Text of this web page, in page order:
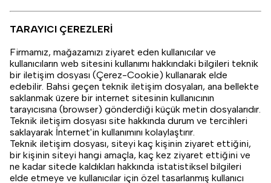
TARAYICI ÇEREZLERİ
Firmamız, mağazamızı ziyaret eden kullanıcılar ve
kullanıcıların web sitesini kullanımı hakkındaki bilgileri teknik
bir iletişim dosyası (Çerez-Cookie) kullanarak elde
edebilir. Bahsi geçen teknik iletişim dosyaları, ana bellekte
saklanmak üzere bir internet sitesinin kullanıcının
tarayıcısına (browser) gönderdiği küçük metin dosyalarıdır.
Teknik iletişim dosyası site hakkında durum ve tercihleri
saklayarak İnternet'in kullanımını kolaylaştırır.
Teknik iletişim dosyası, siteyi kaç kişinin ziyaret ettiğini,
bir kişinin siteyi hangi amaçla, kaç kez ziyaret ettiğini ve
ne kadar sitede kaldıkları hakkında istatistiksel bilgileri
elde etmeye ve kullanıcılar için özel tasarlanmış kullanıcı